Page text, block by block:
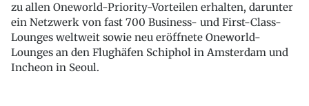
zu allen Oneworld-Priority-Vorteilen erhalten, darunter
ein Netzwerk von fast 700 Business- und First-Class-
Lounges weltweit sowie neu eröffnete Oneworld-
Lounges an den Flughäfen Schiphol in Amsterdam und
Incheon in Seoul.